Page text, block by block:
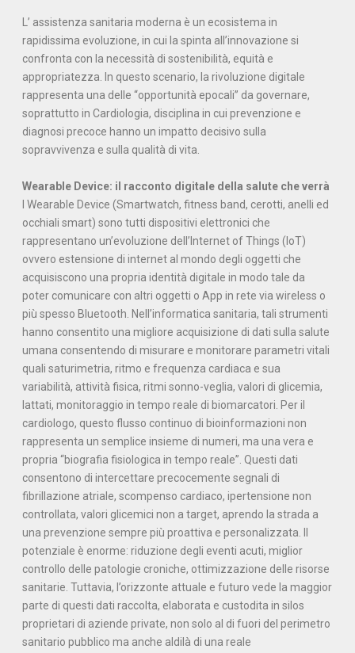
L’ assistenza sanitaria moderna è un ecosistema in
rapidissima evoluzione, in cui la spinta all’innovazione si
confronta con la necessità di sostenibilità, equità e
appropriatezza. In questo scenario, la rivoluzione digitale
rappresenta una delle “opportunità epocali” da governare,
soprattutto in Cardiologia, disciplina in cui prevenzione e
diagnosi precoce hanno un impatto decisivo sulla
sopravvivenza e sulla qualità di vita.
Wearable Device: il racconto digitale della salute che verrà
I Wearable Device (Smartwatch, fitness band, cerotti, anelli ed
occhiali smart) sono tutti dispositivi elettronici che
rappresentano un’evoluzione dell’Internet of Things (IoT)
ovvero estensione di internet al mondo degli oggetti che
acquisiscono una propria identità digitale in modo tale da
poter comunicare con altri oggetti o App in rete via wireless o
più spesso Bluetooth. Nell’informatica sanitaria, tali strumenti
hanno consentito una migliore acquisizione di dati sulla salute
umana consentendo di misurare e monitorare parametri vitali
quali saturimetria, ritmo e frequenza cardiaca e sua
variabilità, attività fisica, ritmi sonno-veglia, valori di glicemia,
lattati, monitoraggio in tempo reale di biomarcatori. Per il
cardiologo, questo flusso continuo di bioinformazioni non
rappresenta un semplice insieme di numeri, ma una vera e
propria “biografia fisiologica in tempo reale”. Questi dati
consentono di intercettare precocemente segnali di
fibrillazione atriale, scompenso cardiaco, ipertensione non
controllata, valori glicemici non a target, aprendo la strada a
una prevenzione sempre più proattiva e personalizzata. Il
potenziale è enorme: riduzione degli eventi acuti, miglior
controllo delle patologie croniche, ottimizzazione delle risorse
sanitarie. Tuttavia, l’orizzonte attuale e futuro vede la maggior
parte di questi dati raccolta, elaborata e custodita in silos
proprietari di aziende private, non solo al di fuori del perimetro
sanitario pubblico ma anche aldilà di una reale